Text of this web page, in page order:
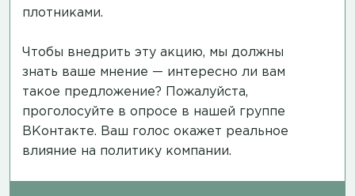
плотниками.
Чтобы внедрить эту акцию, мы должны
знать ваше мнение — интересно ли вам
такое предложение? Пожалуйста,
проголосуйте в опросе в нашей группе
ВКонтакте. Ваш голос окажет реальное
влияние на политику компании.